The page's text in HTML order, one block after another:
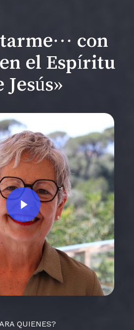
con
el Espíritu
Jesús»
Play Video
QUIENES?